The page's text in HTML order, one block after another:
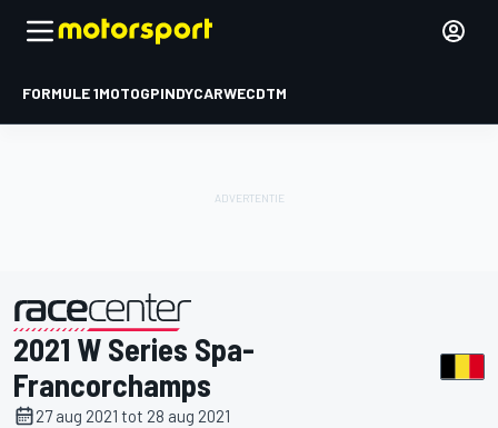
FORMULE 1MOTOGPINDYCARWECDTM
gepresenteerd door
2021 W Series Spa-
Francorchamps
27 aug 2021 tot 28 aug 2021